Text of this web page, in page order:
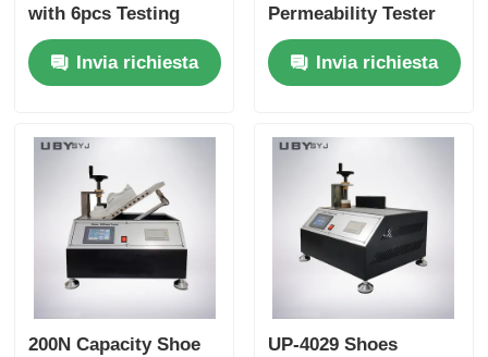
with 6pcs Testing
Bottle, 75 ±5cpm
Bottles Holder Speed,
and 30±1 mm Bottle
Leather and Textile
Invia richiesta
Permeability Tester
with 6pcs Testing
Bottle for Footwear
EN ISO 20344 SATRA
Invia richiesta
200N Capacity Shoe
UP-4029 Shoes